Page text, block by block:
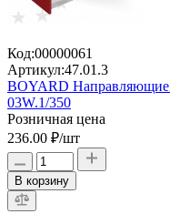
Код:00000061
Артикул:47.01.3
BOYARD Направляющие
03W.1/350
Розничная цена
236.00 ₽/шт
В корзину